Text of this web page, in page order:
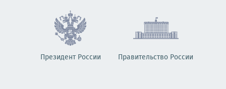
Президент России Правительство России